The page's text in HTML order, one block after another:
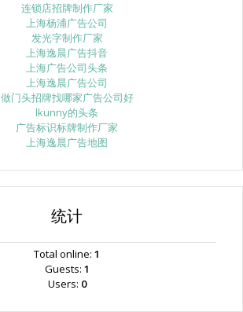
连锁店招牌制作厂家
上海杨浦广告公司
发光字制作厂家
上海逸晨广告抖音
上海广告公司头条
上海逸晨广告公司
做门头招牌找哪家广告公司好
lkunny的头条
广告标识标牌制作厂家
上海逸晨广告地图
统计
Total online: 1
Guests: 1
Users: 0